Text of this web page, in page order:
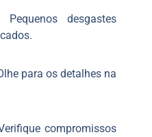
desgastes
para os detalhes na
compromissos